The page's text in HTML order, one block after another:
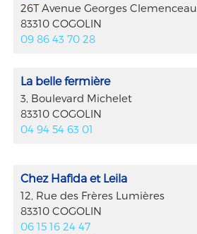
26T Avenue Georges Clemenceau
83310 COGOLIN
09 86 43 70 28
La belle fermière
3, Boulevard Michelet
83310 COGOLIN
04 94 54 63 01
Chez Hafida et Leila
12, Rue des Frères Lumières
83310 COGOLIN
06 15 16 24 47